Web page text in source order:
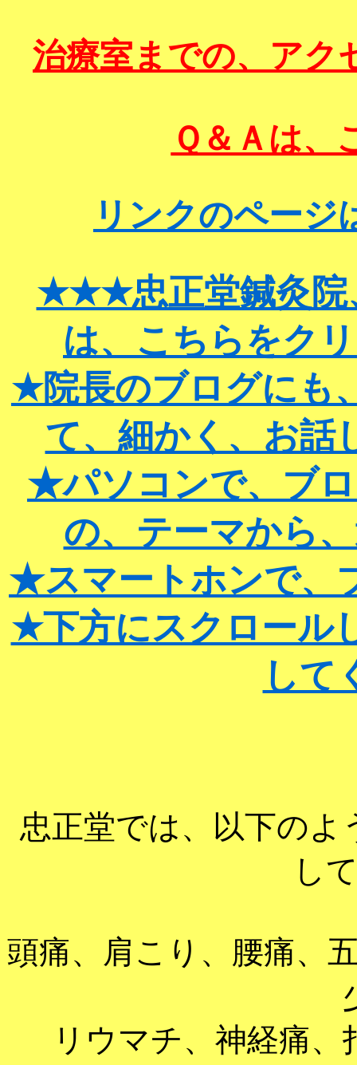
治療室までの、アク
Ｑ＆Ａは、
リンクのページ
★★★忠正堂鍼灸院
は、こちらをク
★院長のブログにも
て、細かく、お
★パソコンで、ブ
の、テーマから
★スマートホンで、
★下方にスクロール
して
忠正堂では、以下の
し
頭痛、肩こり、腰痛、
リウマチ、神経痛